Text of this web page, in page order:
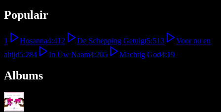
Populair
1 Hosanna4:41 2 De Schepping Getuigt5:513
Voor nu en
altijd5:284 In Uw Naam4:205 Machtig God4:19
Albums